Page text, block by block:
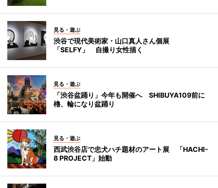
見る・遊ぶ
渋谷で現代美術家・山口真人さん個展
「SELFY」 自撮り女性描く
見る・遊ぶ
「渋谷盆踊り」今年も開催へ SHIBUYA109前に
櫓、輪になり盆踊り
見る・遊ぶ
西武渋谷店で忠犬ハチ題材のアート展 「HACHI-
8 PROJECT」始動